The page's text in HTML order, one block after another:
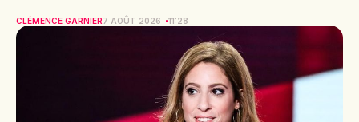
CLÉMENCE GARNIER7 AOÛT 2026 11:28